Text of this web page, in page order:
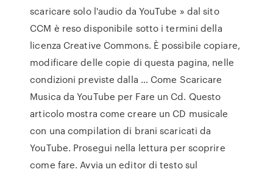
scaricare solo l'audio da YouTube » dal sito
CCM è reso disponibile sotto i termini della
licenza Creative Commons. È possibile copiare,
modificare delle copie di questa pagina, nelle
condizioni previste dalla … Come Scaricare
Musica da YouTube per Fare un Cd. Questo
articolo mostra come creare un CD musicale
con una compilation di brani scaricati da
YouTube. Prosegui nella lettura per scoprire
come fare. Avvia un editor di testo sul